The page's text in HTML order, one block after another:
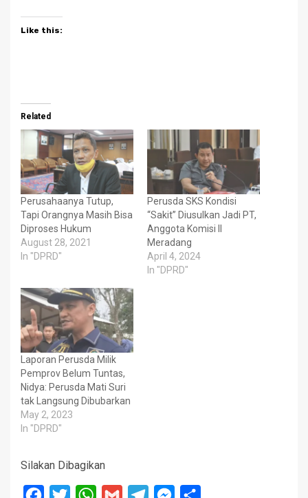
Like this:
Related
Perusahaanya Tutup,
Tapi Orangnya Masih Bisa
Diproses Hukum
August 28, 2021
In "DPRD"
Perusda SKS Kondisi
“Sakit” Diusulkan Jadi PT,
Anggota Komisi II
Meradang
April 4, 2024
In "DPRD"
Laporan Perusda Milik
Pemprov Belum Tuntas,
Nidya: Perusda Mati Suri
tak Langsung Dibubarkan
May 2, 2023
In "DPRD"
Silakan Dibagikan
Facebook
Twitter WhatsApp
Gmail TelegramMessenger